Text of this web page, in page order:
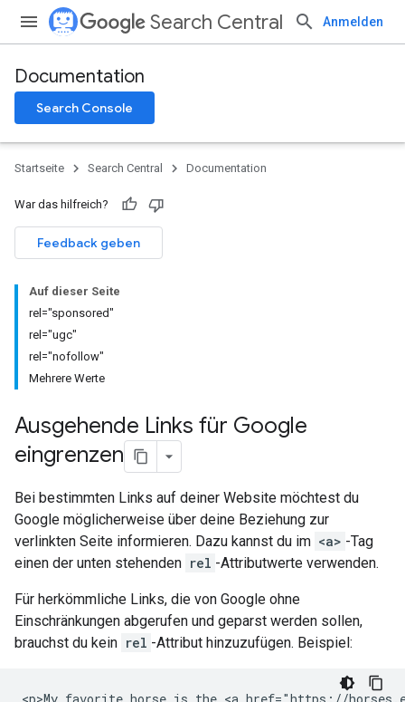
Search Central Anmelden
Documentation
Search Console
Startseite Search Central Documentation
War das hilfreich?
Feedback geben
Auf dieser Seite
rel="sponsored"
rel="ugc"
rel="nofollow"
Mehrere Werte
Ausgehende Links für Google
eingrenzen
Bei bestimmten Links auf deiner Website möchtest du
Google möglicherweise über deine Beziehung zur
verlinkten Seite informieren. Dazu kannst du im <a> -Tag
einen der unten stehenden rel -Attributwerte verwenden.
Für herkömmliche Links, die von Google ohne
Einschränkungen abgerufen und geparst werden sollen,
brauchst du kein rel -Attribut hinzuzufügen. Beispiel: